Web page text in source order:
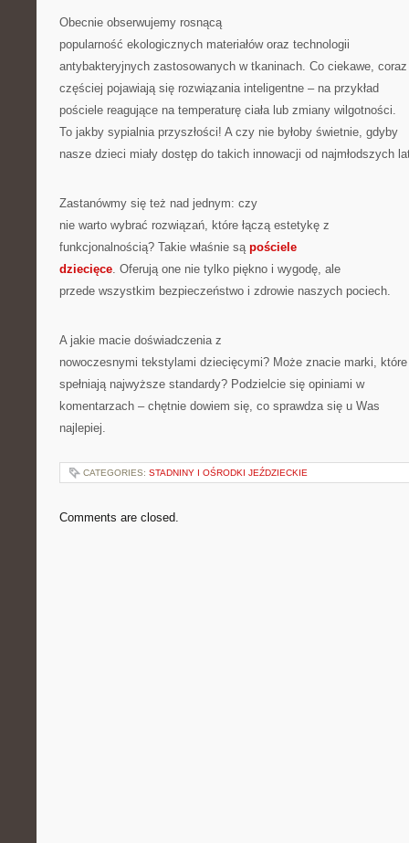
Obecnie obserwujemy rosnącą
popularność ekologicznych materiałów oraz technologii
antybakteryjnych zastosowanych w tkaninach. Co ciekawe, coraz
częściej pojawiają się rozwiązania inteligentne – na przykład
pościele reagujące na temperaturę ciała lub zmiany wilgotności.
To jakby sypialnia przyszłości! A czy nie byłoby świetnie, gdyby
nasze dzieci miały dostęp do takich innowacji od najmłodszych
Zastanówmy się też nad jednym: czy
nie warto wybrać rozwiązań, które łączą estetykę z
funkcjonalnością? Takie właśnie są pościele
dziecięce. Oferują one nie tylko piękno i wygodę, ale
przede wszystkim bezpieczeństwo i zdrowie naszych pociech.
A jakie macie doświadczenia z
nowoczesnymi tekstylami dziecięcymi? Może znacie marki, które
spełniają najwyższe standardy? Podzielcie się opiniami w
komentarzach – chętnie dowiem się, co sprawdza się u Was
najlepiej.
CATEGORIES: STADNINY I OŚRODKI JEŹDZIECKIE
Comments are closed.